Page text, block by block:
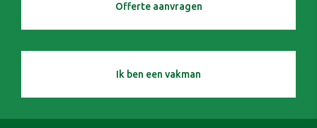
Offerte aanvragen
Ik ben een vakman